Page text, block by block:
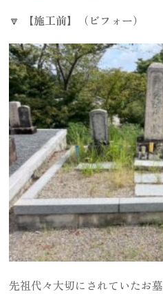
🔽 【施工前】（ビフォー）
先祖代々大切にされていたお墓